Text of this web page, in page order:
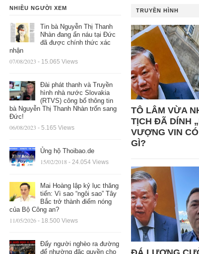
NHIỀU NGƯỜI XEM
Tin bà Nguyễn Thị Thanh
Nhàn đang ẩn náu tại Đức
đã được chính thức xác
nhận
07/08/2023 - 15.065 Views
Đài phát thanh và Truyền
hình nhà nước Slovakia
(RTVS) công bố thông tin
bà Nguyễn Thị Thanh Nhàn trốn sang
Đức!
06/08/2023 - 5.165 Views
Ủng hộ Thoibao.de
15/02/2018 - 24.054 Views
Mai Hoàng lập kỷ lục thăng
tiến: Vì sao “ngôi sao” Tây
Bắc trở thành điểm nóng
của Bộ Công an?
11/05/2026 - 18.500 Views
Đẩy người nghèo ra đường
để nhường đặc quyền cho
TRUYỀN HÌNH
TÔ LÂM VỪA
TỊCH ĐÃ DÍNH
VƯỢNG VIN
GÌ?